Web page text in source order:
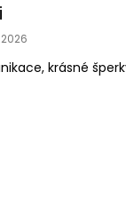
obchodu je
krásné